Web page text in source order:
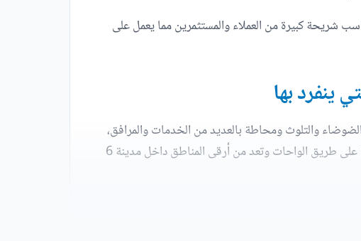
شريحة كبيرة من العملاء والمستثمرين مما يعمل على
ينفرد بها
والتلوث ومحاطة بالعديد من الخدمات والمرافق،
لذلك اختار المطور العقاري موقع كمبوند ايكو ويست بعناية فائقة حيث أنه تحديدا في منطقة حدائق أكتوبر الواقعة على طريق الواحات وتعد من أرقى المناطق داخل مدينة 6